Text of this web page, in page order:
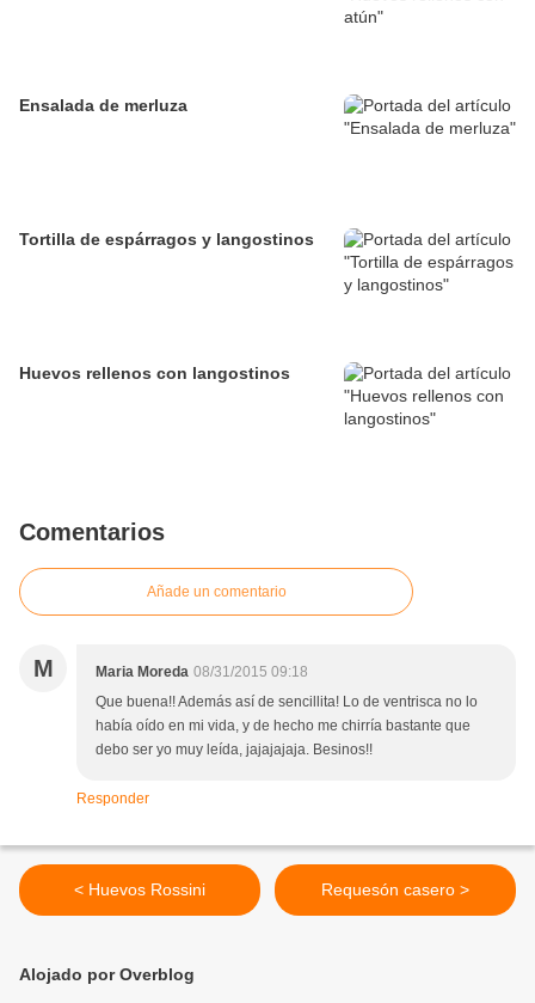
Ensalada de merluza
Tortilla de espárragos y langostinos
Huevos rellenos con langostinos
Comentarios
Añade un comentario
M Maria Moreda 08/31/2015 09:18
Que buena!! Además así de sencillita! Lo de ventrisca no lo
había oído en mi vida, y de hecho me chirría bastante que
debo ser yo muy leída, jajajajaja. Besinos!!
Responder
< Huevos Rossini Requesón casero >
Alojado por Overblog